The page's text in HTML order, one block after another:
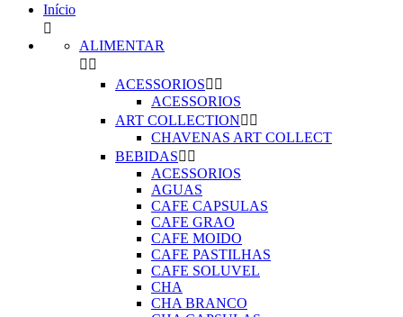
Início

ALIMENTAR
 
ACESSORIOS 
ACESSORIOS
ART COLLECTION 
CHAVENAS ART COLLECT
BEBIDAS 
ACESSORIOS
AGUAS
CAFE CAPSULAS
CAFE GRAO
CAFE MOIDO
CAFE PASTILHAS
CAFE SOLUVEL
CHA
CHA BRANCO